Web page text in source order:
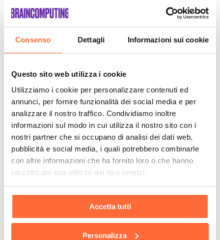
Consenso Dettagli Informazioni sui cookie
Questo sito web utilizza i cookie
Utilizziamo i cookie per personalizzare contenuti ed
annunci, per fornire funzionalità dei social media e per
analizzare il nostro traffico. Condividiamo inoltre
informazioni sul modo in cui utilizza il nostro sito con i
nostri partner che si occupano di analisi dei dati web,
pubblicità e social media, i quali potrebbero combinarle
con altre informazioni che ha fornito loro o che hanno
raccolto dal suo utilizzo dei loro servizi.
Accetta tutti
Personalizza